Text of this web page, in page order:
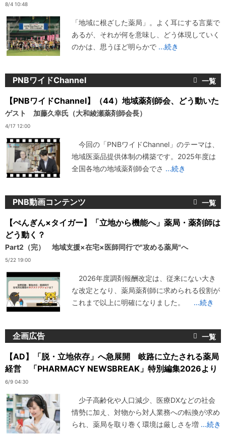
8/4 10:48
「地域に根ざした薬局」。よく耳にする言葉で
あるが、それが何を意味し、どう体現していく
のかは、思うほど明らかで ...続き
PNBワイドChannel
【PNBワイドChannel】（44）地域薬剤師会、どう動いた
ゲスト 加藤久幸氏（大和綾瀬薬剤師会長）
4/17 12:00
今回の「PNBワイドChannel」のテーマは、
地域医薬品提供体制の構築です。2025年度は
全国各地の地域薬剤師会でさ ...続き
PNB動画コンテンツ
【ぺんぎん×タイガー】「立地から機能へ」薬局・薬剤師は
どう動く？
Part2（完） 地域支援×在宅×医師同行で"攻める薬局"へ
5/22 19:00
2026年度調剤報酬改定は、従来にない大き
な改定となり、薬局薬剤師に求められる役割が
これまで以上に明確になりました。
...続き
企画広告
【AD】「脱・立地依存」へ急展開 岐路に立たされる薬局
経営 「PHARMACY NEWSBREAK」特別編集2026より
6/9 04:30
少子高齢化や人口減少、医療DXなどの社会
情勢に加え、対物から対人業務への転換が求め
られ、薬局を取り巻く環境は厳しさを増 ...続き